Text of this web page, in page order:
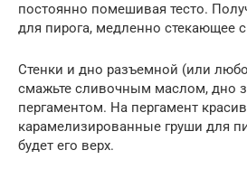
постоянно помешивая тесто.
для пирога, медленно стекающее
Стенки и дно разъемной (или
смажьте сливочным маслом, дно
пергаментом. На пергамент
карамелизированные груши для
будет его верх.